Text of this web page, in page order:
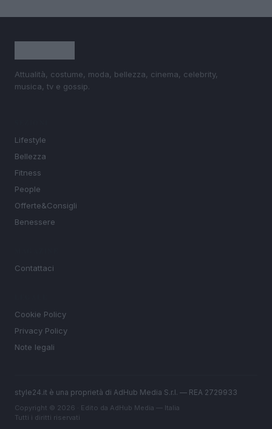
Attualità, costume, moda, bellezza, cinema, celebrity,
musica, tv e gossip.
Lifestyle
Bellezza
Fitness
People
Offerte&Consigli
Benessere
Contattaci
Cookie Policy
Privacy Policy
Note legali
style24.it è una proprietà di AdHub Media S.r.l. — REA 2729933
Copyright © 2026 · Edito da AdHub Media — Italia
Tutti i diritti riservati